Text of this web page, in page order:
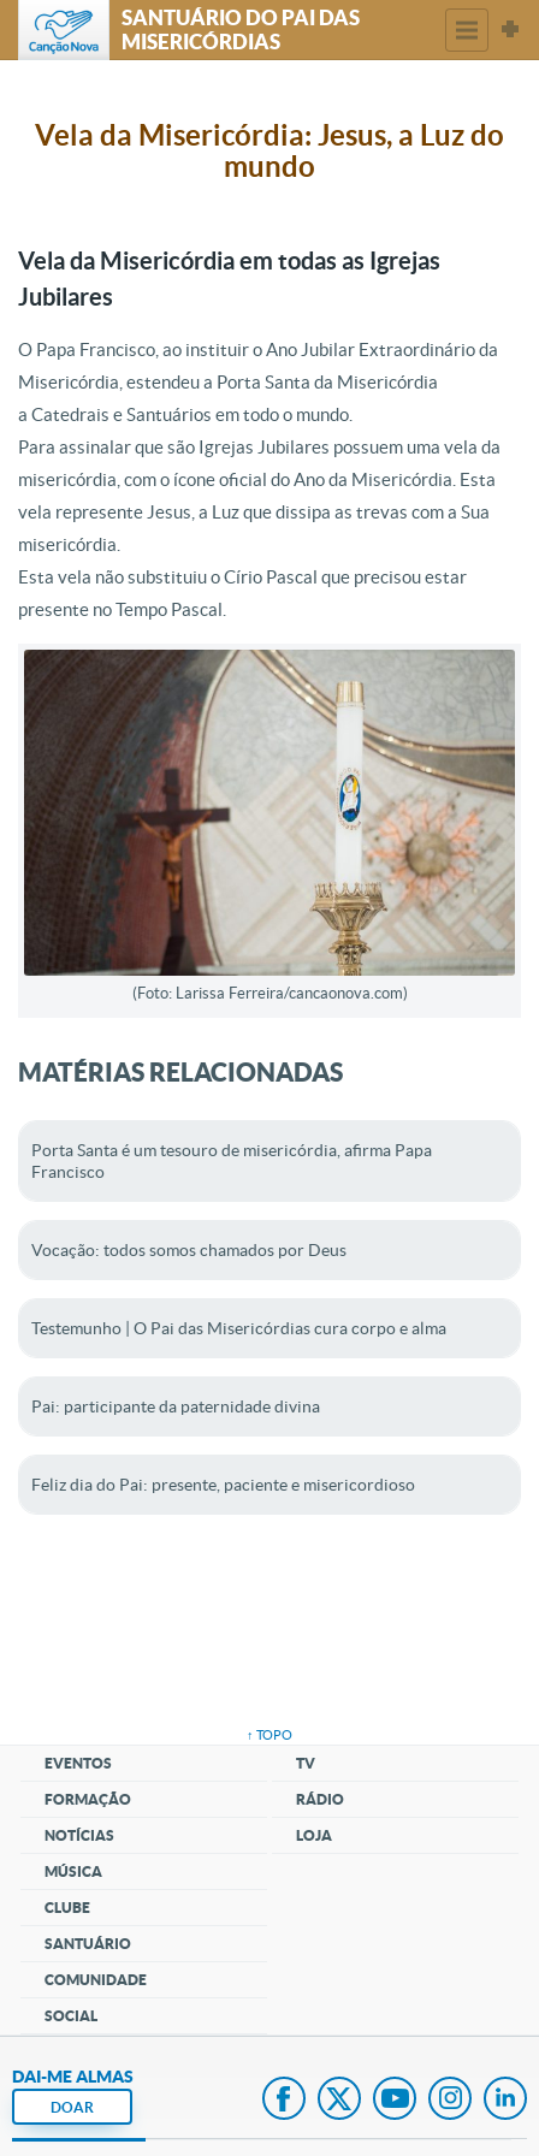
SANTUÁRIO DO PAI DAS
MISERICÓRDIAS
Vela da Misericórdia: Jesus, a Luz do
mundo
Vela da Misericórdia em todas as Igrejas
Jubilares
O Papa Francisco, ao instituir o Ano Jubilar Extraordinário da
Misericórdia, estendeu a Porta Santa da Misericórdia
a Catedrais e Santuários em todo o mundo.
Para assinalar que são Igrejas Jubilares possuem uma vela da
misericórdia, com o ícone oficial do Ano da Misericórdia. Esta
vela represente Jesus, a Luz que dissipa as trevas com a Sua
misericórdia.
Esta vela não substituiu o Círio Pascal que precisou estar
presente no Tempo Pascal.
(Foto: Larissa Ferreira/cancaonova.com)
MATÉRIAS RELACIONADAS
Porta Santa é um tesouro de misericórdia, afirma Papa
Francisco
Vocação: todos somos chamados por Deus
Testemunho | O Pai das Misericórdias cura corpo e alma
Pai: participante da paternidade divina
Feliz dia do Pai: presente, paciente e misericordioso
↑ TOPO
EVENTOS
FORMAÇÃO
NOTÍCIAS
MÚSICA
CLUBE
SANTUÁRIO
COMUNIDADE
SOCIAL
TV
RÁDIO
LOJA
DAI-ME ALMAS
DOAR